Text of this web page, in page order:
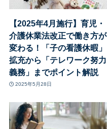
【2025年4月施行】育児・
介護休業法改正で働き方が
変わる！「子の看護休暇」
拡充から「テレワーク努力
義務」までポイント解説
2025年5月28日